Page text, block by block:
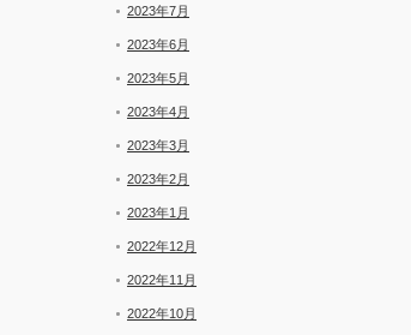
2023年7月
2023年6月
2023年5月
2023年4月
2023年3月
2023年2月
2023年1月
2022年12月
2022年11月
2022年10月